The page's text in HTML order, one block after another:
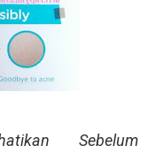
Sebelum